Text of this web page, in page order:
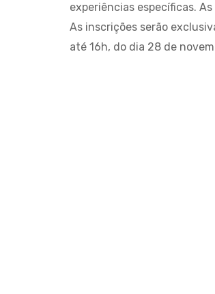
experiências específicas.
As inscrições serão
até 16h, do dia 28 de